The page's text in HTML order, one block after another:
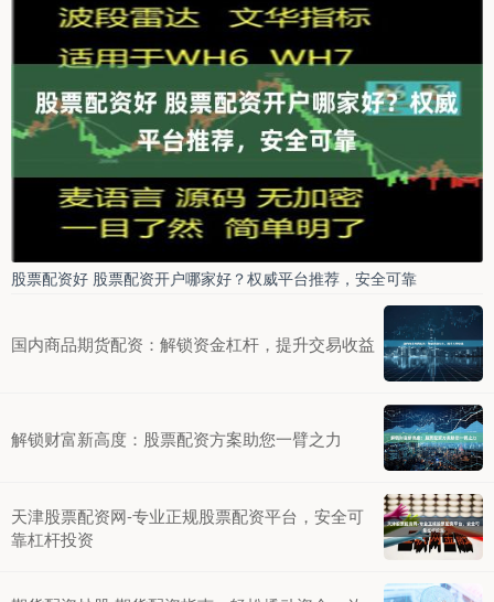
股票配资好 股票配资开户哪家好？权威平台推荐，安全可靠
国内商品期货配资：解锁资金杠杆，提升交易收益
解锁财富新高度：股票配资方案助您一臂之力
天津股票配资网-专业正规股票配资平台，安全可
靠杠杆投资